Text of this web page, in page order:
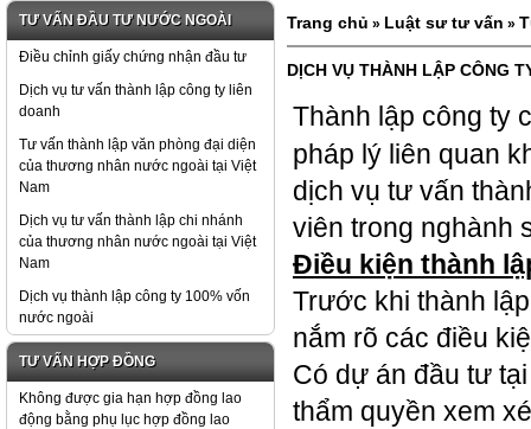
TƯ VẤN ĐẦU TƯ NƯỚC NGOÀI
Điều chỉnh giấy chứng nhận đầu tư
Dịch vụ tư vấn thành lập công ty liên
doanh
Tư vấn thành lập văn phòng đại diện
của thương nhân nước ngoài tại Việt
Nam
Dịch vụ tư vấn thành lập chi nhánh
của thương nhân nước ngoài tại Việt
Nam
Dịch vụ thành lập công ty 100% vốn
nước ngoài
TƯ VẤN HỢP ĐỒNG
Không được gia hạn hợp đồng lao
động bằng phụ lục hợp đồng lao
Trang chủ » Luật sư tư vấn »
DỊCH VỤ THÀNH LẬP CÔNG
Thành lập công ty
pháp lý liên quan
dịch vụ tư vấn
viên trong nghành
Điều kiện thành
Trước khi thành
nắm rõ các điều
Có dự án đầu tư
thẩm quyền xem